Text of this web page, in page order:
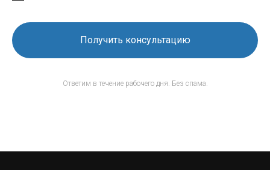
Получить консультацию
Ответим в течение рабочего дня. Без спама.